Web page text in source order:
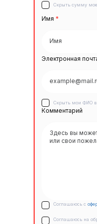
Скрыть сумму
Имя *
Электронная
Скрыть мои ФИО в
Комментарий
Соглашаюсь с
Соглашаюсь на